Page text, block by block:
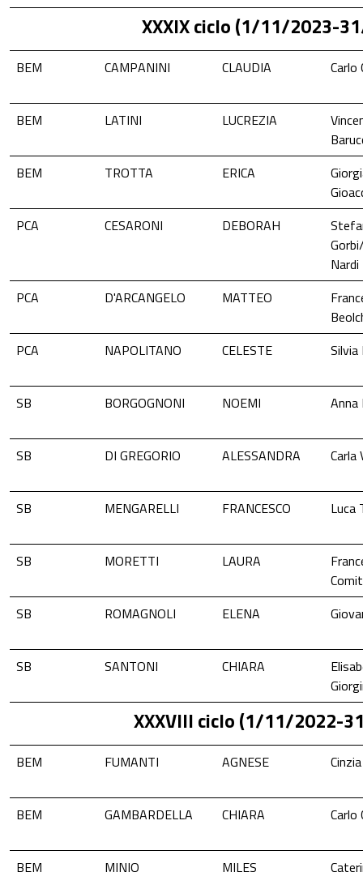
XXXIX ciclo (1/11/2023-
BEM CAMPANINI CLAUDIA Carlo
BEM LATINI LUCREZIA
BEM
TROTTA ERICA
PCA
CESARONI DEBORAH
Nardi
PCA
D'ARCANGELO MATTEO
PCA
NAPOLITANO CELESTE
SB BORGOGNONI NOEMI Anna
SB DI GREGORIO ALESSANDRA Carla
SB MENGARELLI FRANCESCO Luca
SB MORETTI LAURA
SB
ROMAGNOLI ELENA
SB SANTONI CHIARA
XXXVIII ciclo (1/11/2022-
BEM FUMANTI AGNESE
BEM GAMBARDELLA CHIARA Carlo
BEM MINIO MILES